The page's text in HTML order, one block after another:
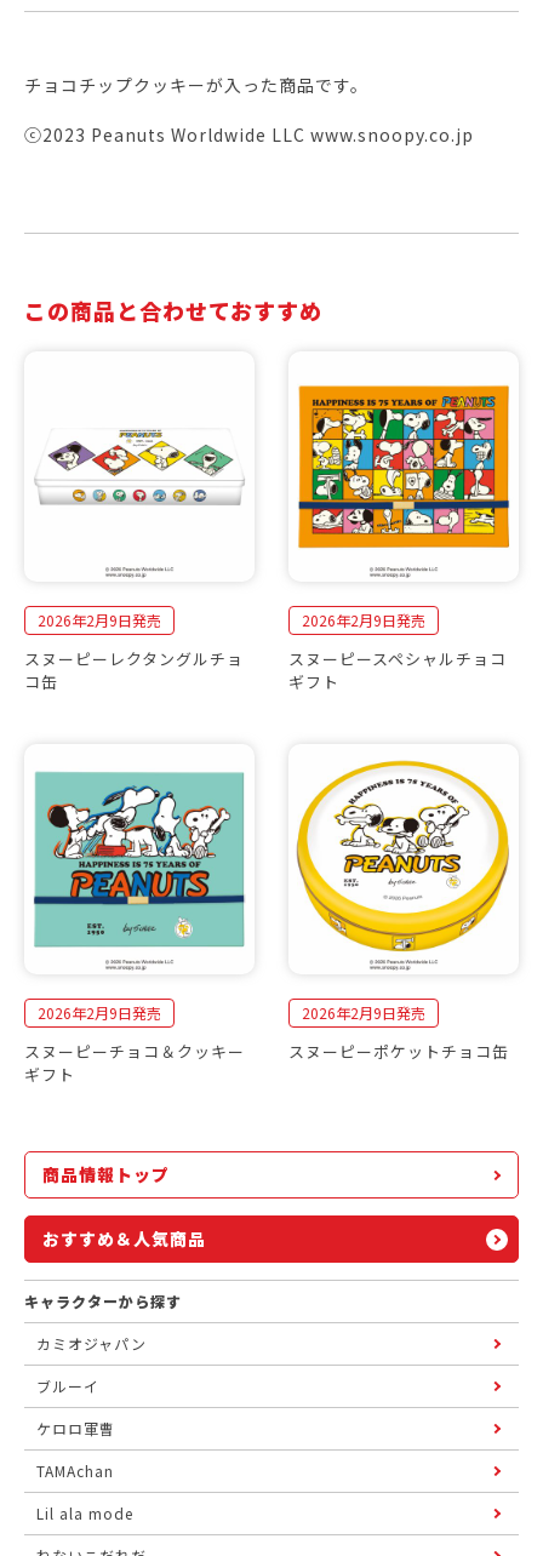
チョコチップクッキーが入った商品です。
ⓒ2023 Peanuts Worldwide LLC www.snoopy.co.jp
この商品と合わせておすすめ
2026年2月9日発売
スヌーピーレクタングルチョ
コ缶
2026年2月9日発売
スヌーピースペシャルチョコ
ギフト
2026年2月9日発売
スヌーピーチョコ＆クッキー
ギフト
2026年2月9日発売
スヌーピーポケットチョコ缶
商品情報トップ
おすすめ＆人気商品
キャラクターから探す
カミオジャパン
ブルーイ
ケロロ軍曹
TAMAchan
Lil ala mode